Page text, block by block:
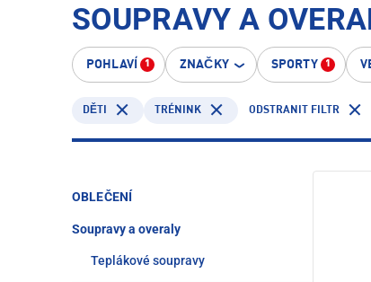
SOUPRAVY A
POHLAVÍ 1 ZNAČKY SPORTY 1
DĚTI TRÉNINK ODSTRANIT FILTR
OBLEČENÍ
Soupravy a overaly
Teplákové soupravy